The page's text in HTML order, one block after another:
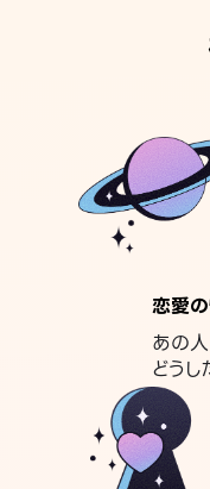
恋愛
あの
どうし